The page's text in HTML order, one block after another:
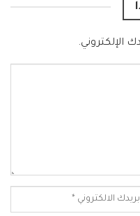
الإلكتروني.